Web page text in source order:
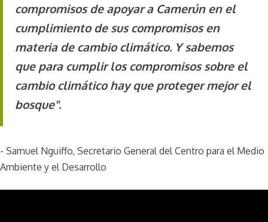
compromisos de apoyar a Camerún en el
cumplimiento de sus compromisos en
materia de cambio climático. Y sabemos
que para cumplir los compromisos sobre el
cambio climático hay que proteger mejor el
bosque".
- Samuel Nguiffo, Secretario General del Centro para el Medio
Ambiente y el Desarrollo